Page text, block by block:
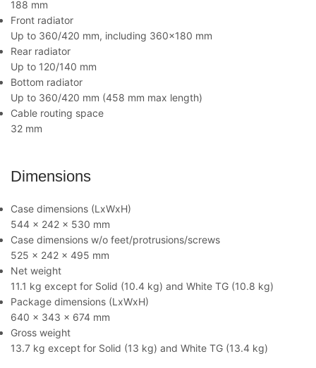
188 mm
Front radiator
Up to 360/420 mm, including 360×180 mm
Rear radiator
Up to 120/140 mm
Bottom radiator
Up to 360/420 mm (458 mm max length)
Cable routing space
32 mm
Dimensions
Case dimensions (LxWxH)
544 x 242 x 530 mm
Case dimensions w/o feet/protrusions/screws
525 x 242 x 495 mm
Net weight
11.1 kg except for Solid (10.4 kg) and White TG (10.8 kg)
Package dimensions (LxWxH)
640 x 343 x 674 mm
Gross weight
13.7 kg except for Solid (13 kg) and White TG (13.4 kg)